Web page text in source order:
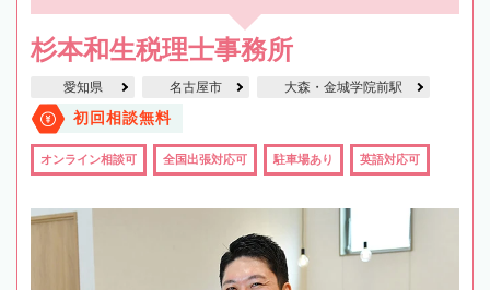
杉本和生税理士事務所
愛知県 名古屋市 大森・金城学院前駅
初回相談無料
オンライン相談可 全国出張対応可 駐車場あり 英語対応可